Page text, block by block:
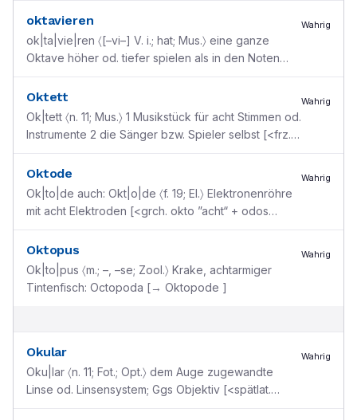
oktavieren
ok|ta|vie|ren 〈[–vi–] V. i.; hat; Mus.〉 eine ganze
Oktave höher od. tiefer spielen als in den Noten
Wahrig
Oktett
Ok|tett 〈n. 11; Mus.〉 1 Musikstück für acht Stimmen od.
Instrumente 2 die Sänger bzw. Spieler selbst [<frz.
Wahrig
Oktode
Ok|to|de auch: Okt|o|de 〈f. 19; El.〉 Elektronenröhre
mit acht Elektroden [<grch. okto ”acht“ + odos
Wahrig
Oktopus
Ok|to|pus 〈m.; –, –se; Zool.〉 Krake, achtarmiger
Tintenfisch: Octopoda [→ Oktopode ]
Wahrig
Okular
Oku|lar 〈n. 11; Fot.; Opt.〉 dem Auge zugewandte
Linse od. Linsensystem; Ggs Objektiv [<spätlat.
Wahrig